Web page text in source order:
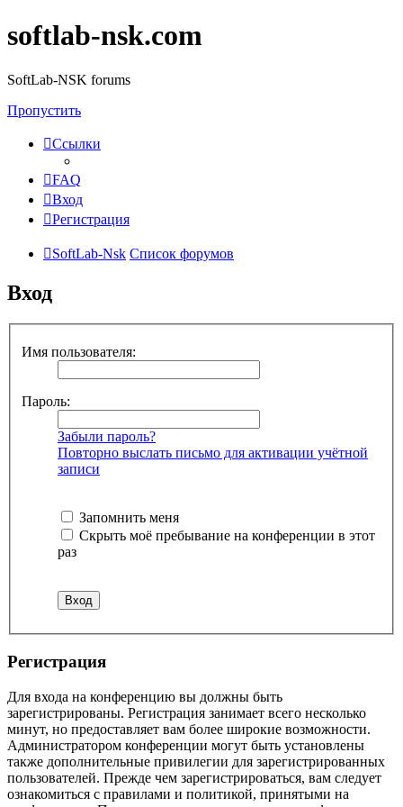
softlab-nsk.com
SoftLab-NSK forums
Пропустить
Ссылки
FAQ
Вход
Регистрация
SoftLab-Nsk Список форумов
Вход
Имя пользователя:
Пароль:
Забыли пароль?
Повторно выслать письмо для активации учётной
записи
Запомнить меня
Скрыть моё пребывание на конференции в этот
раз
Регистрация
Для входа на конференцию вы должны быть
зарегистрированы. Регистрация занимает всего несколько
минут, но предоставляет вам более широкие возможности.
Администратором конференции могут быть установлены
также дополнительные привилегии для зарегистрированных
пользователей. Прежде чем зарегистрироваться, вам следует
ознакомиться с правилами и политикой, принятыми на